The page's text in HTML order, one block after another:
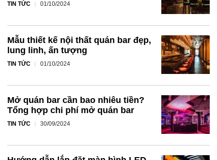
TIN TỨC 01/10/2024
Mẫu thiết kế nội thất quán bar đẹp,
lung linh, ấn tượng
TIN TỨC 01/10/2024
Mở quán bar cần bao nhiêu tiền?
Tổng hợp chi phí mở quán bar
TIN TỨC 30/09/2024